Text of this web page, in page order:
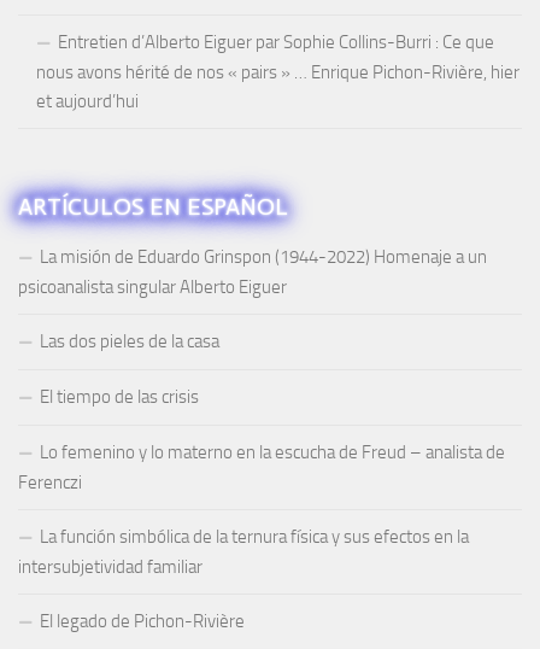
Entretien d’Alberto Eiguer par Sophie Collins-Burri : Ce que
nous avons hérité de nos « pairs » … Enrique Pichon-Rivière, hier
et aujourd’hui
ARTÍCULOS EN ESPAÑOL
La misión de Eduardo Grinspon (1944-2022) Homenaje a un
psicoanalista singular Alberto Eiguer
Las dos pieles de la casa
El tiempo de las crisis
Lo femenino y lo materno en la escucha de Freud – analista de
Ferenczi
La función simbólica de la ternura física y sus efectos en la
intersubjetividad familiar
El legado de Pichon-Rivière